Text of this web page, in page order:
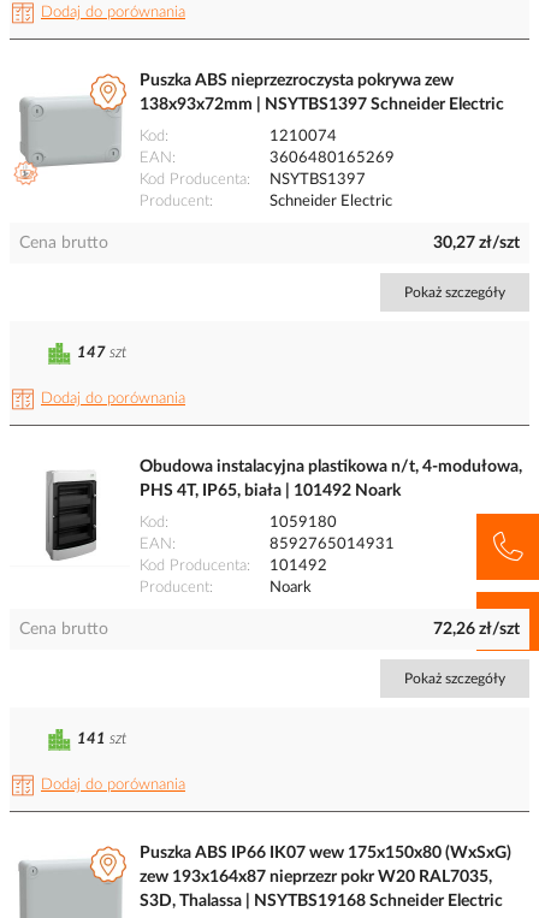
Dodaj do porównania
Puszka ABS nieprzezroczysta pokrywa zew
138x93x72mm | NSYTBS1397 Schneider Electric
Kod
1210074
EAN
3606480165269
Kod Producenta
NSYTBS1397
Producent
Schneider Electric
Cena brutto 30,27 zł/szt
Pokaż szczegóły
Dodaj do porównania
147 szt
Obudowa instalacyjna plastikowa n/t, 4-modułowa,
PHS 4T, IP65, biała | 101492 Noark
Kod
1059180
EAN
8592765014931
Kod Producenta
101492
Producent
Noark
Cena brutto 72,26 zł/szt
Pokaż szczegóły
Dodaj do porównania
141 szt
Puszka ABS IP66 IK07 wew 175x150x80 (WxSxG)
zew 193x164x87 nieprzezr pokr W20 RAL7035,
S3D, Thalassa | NSYTBS19168 Schneider Electric